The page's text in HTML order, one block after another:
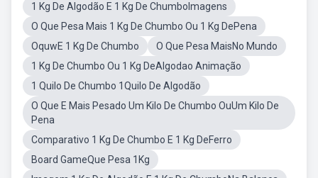
1 Kg De Algodão E 1 Kg De ChumboImagens
O Que Pesa Mais 1 Kg De Chumbo Ou 1 Kg DePena
OquwE 1 Kg De Chumbo
O Que Pesa MaisNo Mundo
1 Kg De Chumbo Ou 1 Kg DeAlgodao Animação
1 Quilo De Chumbo 1Quilo De Algodão
O Que E Mais Pesado Um Kilo De Chumbo OuUm Kilo De
Pena
Comparativo 1 Kg De Chumbo E 1 Kg DeFerro
Board GameQue Pesa 1Kg